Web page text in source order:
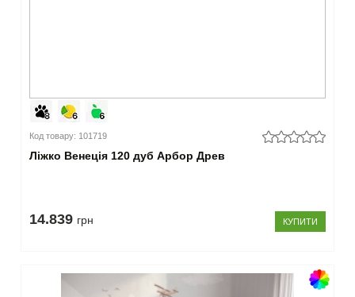
Код товару: 101719
Ліжко Венеція 120 дуб Арбор Древ
14.839 грн КУПИТИ